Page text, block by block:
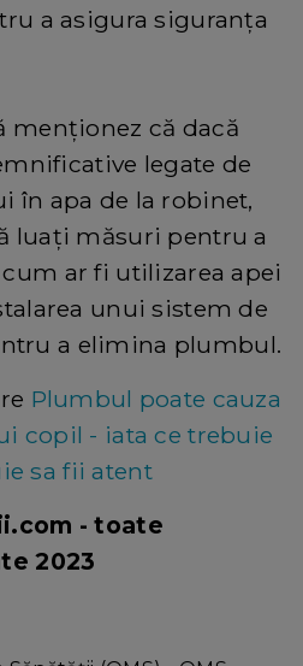
a asigura siguranța
menționez că dacă
legate de
în apa de la robinet,
luați măsuri pentru a
ar fi utilizarea apei
unui sistem de
a elimina plumbul.
Plumbul poate cauza
copil - iata ce trebuie
sa fii atent
- toate
2023